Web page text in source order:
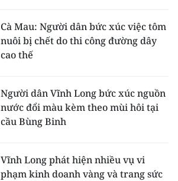
Cà Mau: Người dân bức xúc việc tôm
nuôi bị chết do thi công đường dây
cao thế
Người dân Vĩnh Long bức xúc nguồn
nước đổi màu kèm theo mùi hôi tại
cầu Bùng Binh
Vĩnh Long phát hiện nhiều vụ vi
phạm kinh doanh vàng và trang sức